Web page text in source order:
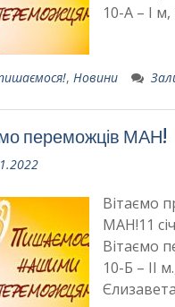
10-А – І
, Новини
переможців МАН!
Вітаємо
МАН!11
Вітаємо
10-Б – ІІ